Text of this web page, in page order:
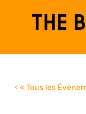
« Tous les